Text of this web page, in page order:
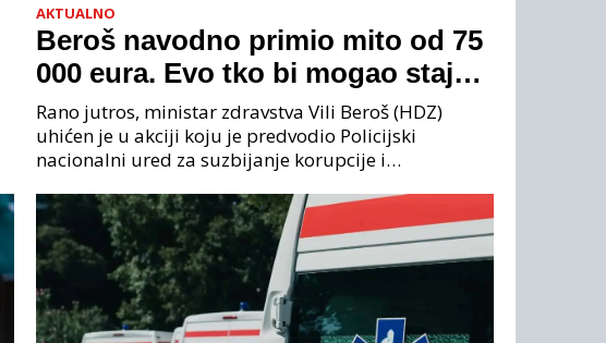
AKTUALNO
Beroš navodno primio mito od 75
000 eura. Evo tko bi mogao stajati
na čelu zločinačkog udruženja
Rano jutros, ministar zdravstva Vili Beroš (HDZ)
uhićen je u akciji koju je predvodio Policijski
nacionalni ured za suzbijanje korupcije i
priopćenju USKOK